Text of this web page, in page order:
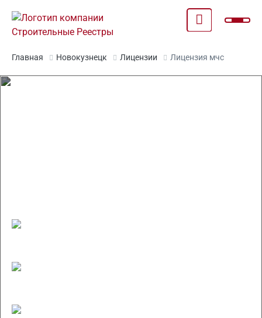
Главная Новокузнецк Лицензии Лицензия мчс